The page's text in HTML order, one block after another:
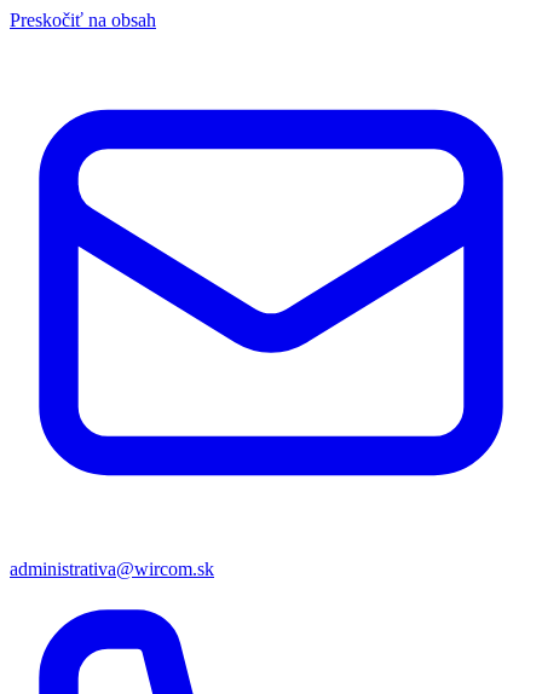
Preskočiť na obsah
administrativa@wircom.sk